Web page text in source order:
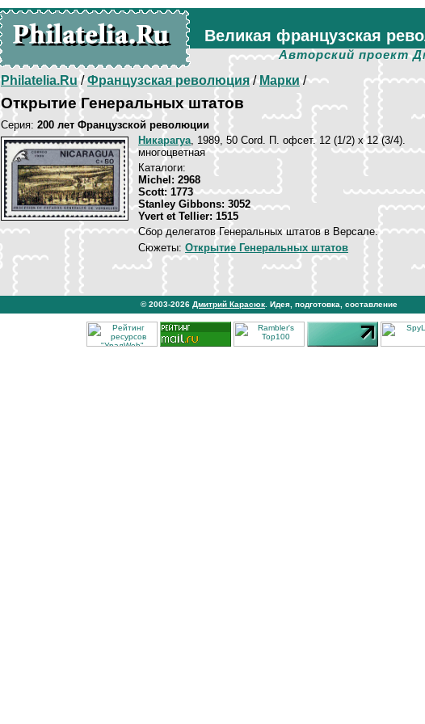
Великая французская
Авторский проект
Philatelia.Ru/Французская революция/Марки/
Открытие Генеральных штатов
Серия: 200 лет Французской революции
Никарагуа, 1989, 50 Cord. П. офсет. 12 (1/2) х 12 (3/4).
многоцветная
Каталоги:
Michel: 2968
Scott: 1773
Stanley Gibbons: 3052
Yvert et Tellier: 1515
Сбор делегатов Генеральных штатов в Версале.
Сюжеты: Открытие Генеральных штатов
© 2003-2026 Дмитрий Карасюк . Идея, подготовка, составление